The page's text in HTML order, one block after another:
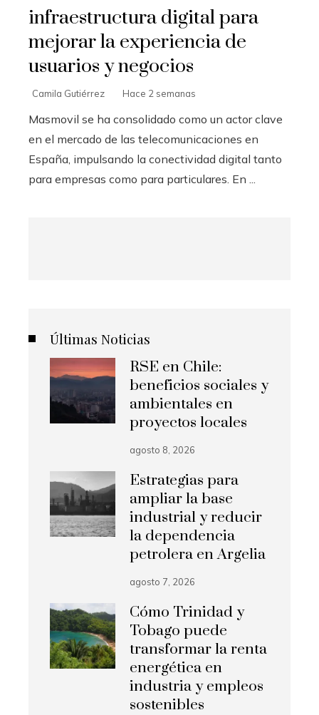
infraestructura digital para
mejorar la experiencia de
usuarios y negocios
Camila Gutiérrez Hace 2 semanas
Masmovil se ha consolidado como un actor clave
en el mercado de las telecomunicaciones en
España, impulsando la conectividad digital tanto
para empresas como para particulares. En ...
Últimas Noticias
RSE en Chile:
beneficios sociales y
ambientales en
proyectos locales
agosto 8, 2026
Estrategias para
ampliar la base
industrial y reducir
la dependencia
petrolera en Argelia
agosto 7, 2026
Cómo Trinidad y
Tobago puede
transformar la renta
energética en
industria y empleos
sostenibles